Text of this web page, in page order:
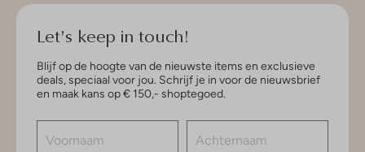
Let's keep in touch!
Blijf op de hoogte van de nieuwste items en exclusieve
deals, speciaal voor jou. Schrijf je in voor de nieuwsbrief
en maak kans op € 150,- shoptegoed.